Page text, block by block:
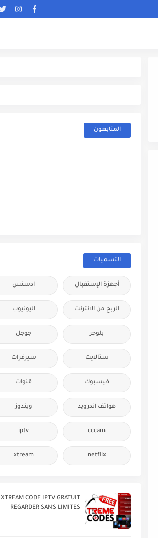
المتابعون
التسميات
أجهزة الإستقبال ادسنس
الربح من الانترنت اليوتيوب
بلوجر جوجل
ستالايت سيرفرات
فيسبوك قنوات
هواتف اندرويد ويندوز
cccam
iptv
netflix
xtream
XTREAM CODE IPTV GRATUIT
REGARDER SANS LIMITES